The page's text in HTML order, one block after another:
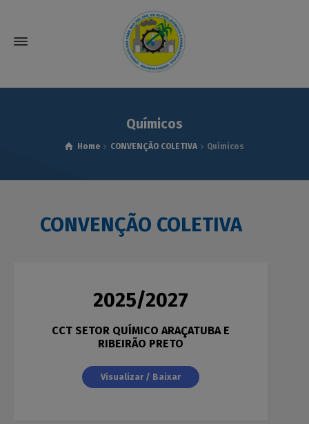
Químicos
Home CONVENÇÃO COLETIVA Químicos
CONVENÇÃO COLETIVA
2025/2027
CCT SETOR QUÍMICO ARAÇATUBA E
RIBEIRÃO PRETO
Visualizar / Baixar
modal-check